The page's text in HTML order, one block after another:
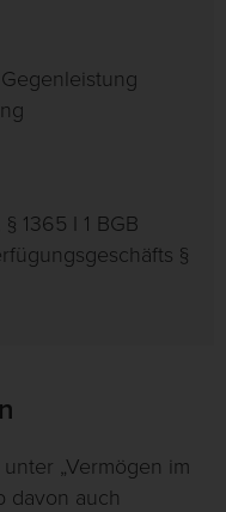
1365 I 1 BGB
§
„Vermögen im
davon auch